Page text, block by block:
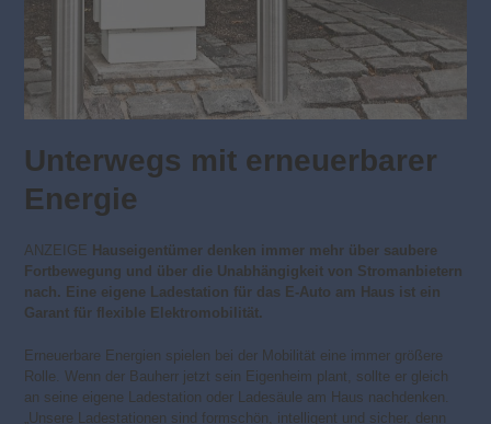
Unterwegs mit erneuerbarer
Energie
ANZEIGE Hauseigentümer denken immer mehr über saubere
Fortbewegung und über die Unabhängigkeit von Stromanbietern
nach. Eine eigene Ladestation für das E-Auto am Haus ist ein
Garant für flexible Elektromobilität.
Erneuerbare Energien spielen bei der Mobilität eine immer größere
Rolle. Wenn der Bauherr jetzt sein Eigenheim plant, sollte er gleich
an seine eigene Ladestation oder Ladesäule am Haus nachdenken.
„Unsere Ladestationen sind formschön, intelligent und sicher, denn